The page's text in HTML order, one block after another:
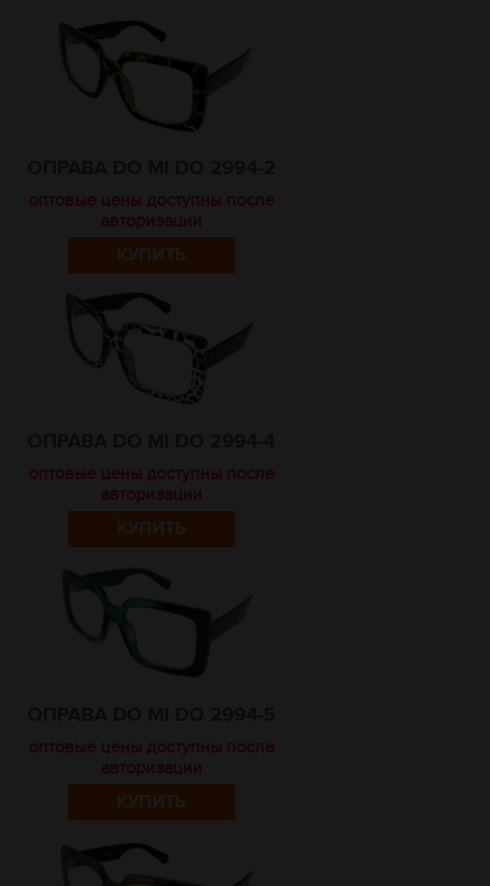
оптовые цены доступны после
авторизации
КУПИТЬ
оптовые цены доступны после
авторизации
КУПИТЬ
оптовые цены доступны после
авторизации
КУПИТЬ